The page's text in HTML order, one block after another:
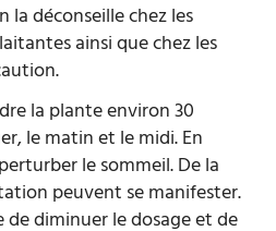
la déconseille chez les
ainsi que chez les
la plante environ 30
le matin et le midi. En
le sommeil. De la
peuvent se manifester.
de diminuer le dosage et de